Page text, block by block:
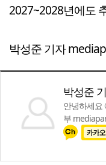
2027~2028년에도
박성준 기자
박성준
안녕하세요
부